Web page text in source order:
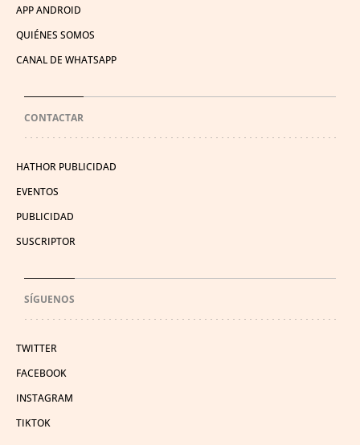
APP ANDROID
QUIÉNES SOMOS
CANAL DE WHATSAPP
CONTACTAR
HATHOR PUBLICIDAD
EVENTOS
PUBLICIDAD
SUSCRIPTOR
SÍGUENOS
TWITTER
FACEBOOK
INSTAGRAM
TIKTOK